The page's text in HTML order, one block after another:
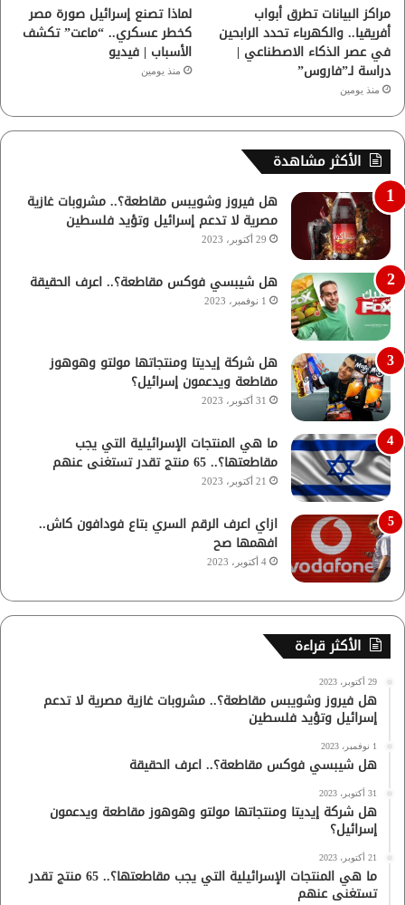
مراكز البيانات تطرق أبواب
أفريقيا.. والكهرباء تحدد الرابحين
في عصر الذكاء الاصطناعي |
دراسة لـ”فاروس”
منذ يومين
لماذا تصنع إسرائيل صورة مصر
كخطر عسكري.. “ماعت” تكشف
الأسباب | فيديو
منذ يومين
الأكثر مشاهدة
هل فيروز وشويبس مقاطعة؟.. مشروبات غازية
مصرية لا تدعم إسرائيل وتؤيد فلسطين
29 أكتوبر، 2023
هل شيبسي فوكس مقاطعة؟.. اعرف الحقيقة
1 نوفمبر، 2023
هل شركة إيديتا ومنتجاتها مولتو وهوهوز
مقاطعة ويدعمون إسرائيل؟
31 أكتوبر، 2023
ما هي المنتجات الإسرائيلية التي يجب
مقاطعتها؟.. 65 منتج تقدر تستغنى عنهم
21 أكتوبر، 2023
ازاي اعرف الرقم السري بتاع فودافون كاش..
افهمها صح
4 أكتوبر، 2023
الأكثر قراءة
29 أكتوبر، 2023
هل فيروز وشويبس مقاطعة؟.. مشروبات غازية مصرية لا تدعم
إسرائيل وتؤيد فلسطين
1 نوفمبر، 2023
هل شيبسي فوكس مقاطعة؟.. اعرف الحقيقة
31 أكتوبر، 2023
هل شركة إيديتا ومنتجاتها مولتو وهوهوز مقاطعة ويدعمون
إسرائيل؟
21 أكتوبر، 2023
ما هي المنتجات الإسرائيلية التي يجب مقاطعتها؟.. 65 منتج تقدر
تستغنى عنهم